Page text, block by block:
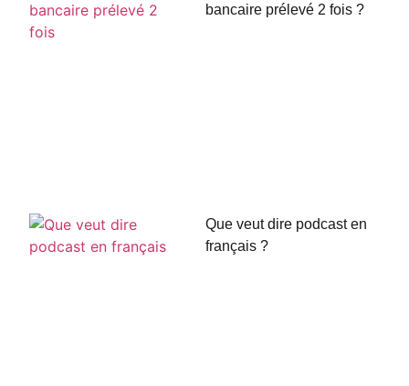
bancaire prélevé 2 fois ?
Que veut dire podcast en
français ?